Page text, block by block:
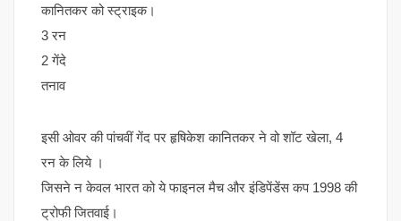
कानितकर को स्ट्राइक।
3 रन
2 गेंदे
तनाव
इसी ओवर की पांचवीं गेंद पर हृषिकेश कानितकर ने वो शॉट खेला, 4
रन के लिये ।
जिसने न केवल भारत को ये फाइनल मैच और इंडिपेंडेंस कप 1998 की
ट्रोफी जितवाई।